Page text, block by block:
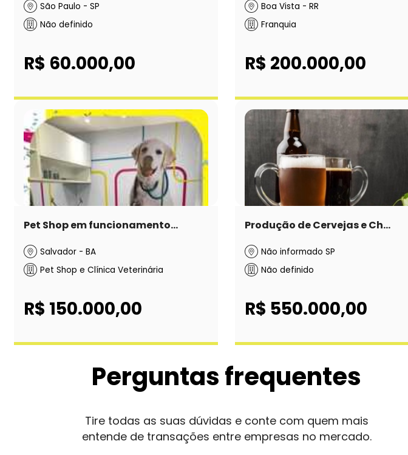
São Paulo - SP
Não definido
R$ 60.000,00
Boa Vista - RR
Franquia
R$ 200.000,00
Pet Shop em funcionamento...
Salvador - BA
Pet Shop e Clínica Veterinária
R$ 150.000,00
Produção de Cervejas e Ch...
Não informado SP
Não definido
R$ 550.000,00
Perguntas frequentes
Tire todas as suas dúvidas e conte com quem mais
entende de transações entre empresas no mercado.